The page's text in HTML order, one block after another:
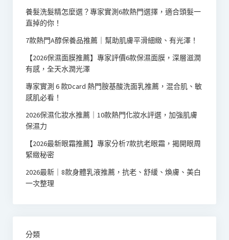
養髮洗髮精怎麼選？專家實測6款熱門選擇，適合頭髮一
直掉的你！
7款熱門A醇保養品推薦｜幫助肌膚平滑細緻、有光澤！
【2026保濕面膜推薦】專家評價6款保濕面膜，深層滋潤
有感，全天水潤光澤
專家實測 6 款Dcard 熱門胺基酸洗面乳推薦，混合肌、敏
感肌必看！
2026保濕化妝水推薦｜10款熱門化妝水評選，加強肌膚
保濕力
【2026最新眼霜推薦】專家分析7款抗老眼霜，揭開眼周
緊緻秘密
2026最新｜8款身體乳液推薦，抗老、舒緩、煥膚、美白
一次整理
分類